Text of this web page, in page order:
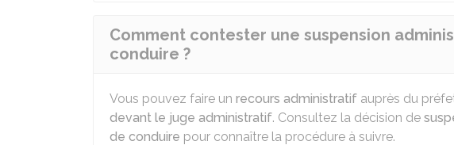
Comment contester une suspension
conduire ?
Vous pouvez faire un recours administratif auprès du
devant le juge administratif. Consultez la décision de
de conduire pour connaître la procédure à suivre.